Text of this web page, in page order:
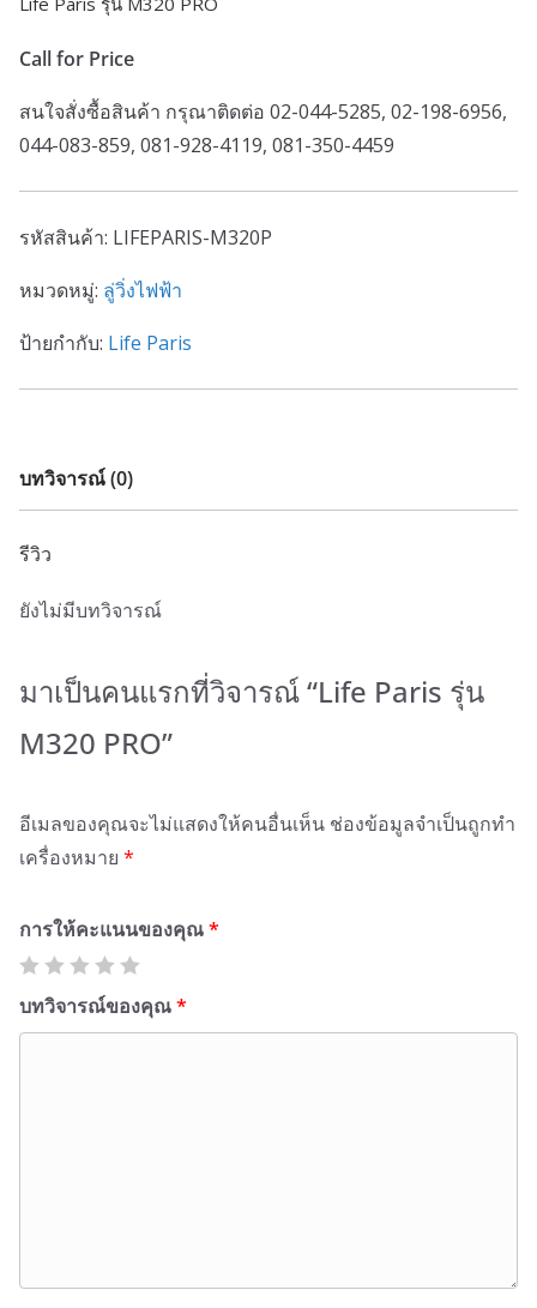
Call for Price
สนใจสั่งซื้อสินค้า กรุณาติดต่อ 02-044-5285, 02-198-6956,
044-083-859, 081-928-4119, 081-350-4459
รหัสสินค้า: LIFEPARIS-M320P
หมวดหมู่: ลู่วิ่งไฟฟ้า
ป้ายกำกับ: Life Paris
บทวิจารณ์ (0)
รีวิว
ยังไม่มีบทวิจารณ์
มาเป็นคนแรกที่วิจารณ์ “Life Paris รุ่น
M320 PRO”
อีเมลของคุณจะไม่แสดงให้คนอื่นเห็น ช่องข้อมูลจำเป็นถูกทำ
เครื่องหมาย *
การให้คะแนนของคุณ*
บทวิจารณ์ของคุณ*